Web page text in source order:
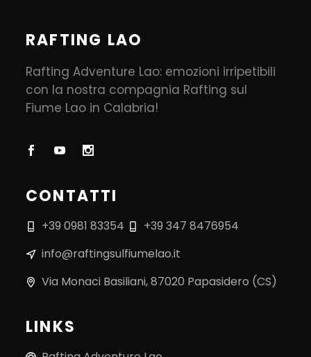
RAFTING LAO
Rafting Adventure Lao: emozioni irripetibili
con la nostra compagnia Rafting sul
Fiume Lao in Calabria!
CONTATTI
+39 0981 83354
+39 347 8476954
info@raftingsulfiumelao.it
Via Monaci Basiliani, 87020 Papasidero (CS)
LINKS